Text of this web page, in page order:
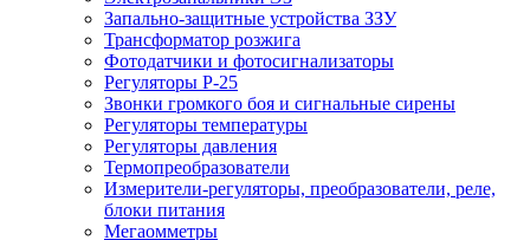
Запально-защитные устройства ЗЗУ
Трансформатор розжига
Фотодатчики и фотосигнализаторы
Регуляторы Р-25
Звонки громкого боя и сигнальные сирены
Регуляторы температуры
Регуляторы давления
Термопреобразователи
Измерители-регуляторы, преобразователи, реле,
блоки питания
Мегаомметры